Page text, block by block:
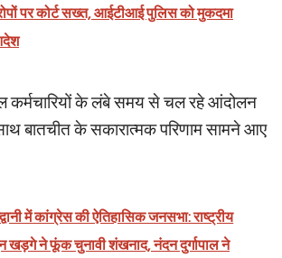
पर कोर्ट सख्त, आईटीआई पुलिस को मुकदमा
के लंबे समय से चल रहे आंदोलन
बातचीत के सकारात्मक परिणाम सामने आए
में कांग्रेस की ऐतिहासिक जनसभा: राष्ट्रीय
खड़गे ने फूंक चुनावी शंखनाद, नंदन दुर्गापाल ने